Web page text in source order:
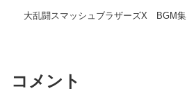
大乱闘スマッシュブラザーズX BGM集
コメント